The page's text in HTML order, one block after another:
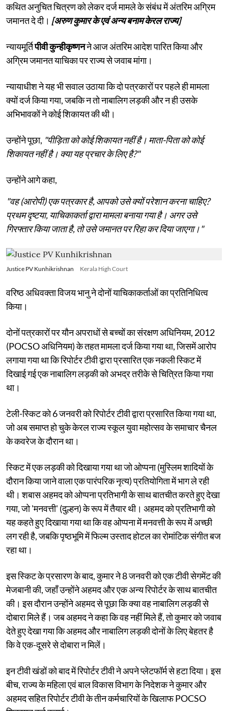
कथित अनुचित चित्रण को लेकर दर्ज मामले के संबंध में अंतरिम अग्रिम
जमानत दे दी। [अरुण कुमार के एवं अन्य बनाम केरल राज्य]
न्यायमूर्तिपीवी कुन्हीकृष्णनने आज अंतरिम आदेश पारित किया और
अग्रिम जमानत याचिका पर राज्य से जवाब मांगा।
न्यायाधीश ने यह भी सवाल उठाया कि दो पत्रकारों पर पहले ही मामला
क्यों दर्ज किया गया, जबकि न तो नाबालिग लड़की और न ही उसके
अभिभावकों ने कोई शिकायत की थी।
उन्होंने पूछा, "पीड़िता को कोई शिकायत नहीं है। माता-पिता को कोई
शिकायत नहीं है। क्या यह प्रचार के लिए है?"
उन्होंने आगे कहा,
"वह (आरोपी) एक पत्रकार है, आपको उसे क्यों परेशान करना चाहिए?
प्रथम दृष्टया, याचिकाकर्ता द्वारा मामला बनाया गया है। अगर उसे
गिरफ्तार किया जाता है, तो उसे जमानत पर रिहा कर दिया जाएगा।"
Justice PV Kunhikrishnan Kerala High Court
वरिष्ठ अधिवक्ता विजय भानु ने दोनों याचिकाकर्ताओं का प्रतिनिधित्व
किया।
दोनों पत्रकारों पर यौन अपराधों से बच्चों का संरक्षण अधिनियम, 2012
(POCSO अधिनियम) के तहत मामला दर्ज किया गया था, जिसमें आरोप
लगाया गया था कि रिपोर्टर टीवी द्वारा प्रसारित एक नकली स्किट में
दिखाई गई एक नाबालिग लड़की को अभद्र तरीके से चित्रित किया गया
था।
टेली-स्किट को 6 जनवरी को रिपोर्टर टीवी द्वारा प्रसारित किया गया था,
जो अब समाप्त हो चुके केरल राज्य स्कूल युवा महोत्सव के समाचार चैनल
के कवरेज के दौरान था।
स्किट में एक लड़की को दिखाया गया था जो ओप्पना (मुस्लिम शादियों के
दौरान किया जाने वाला एक पारंपरिक नृत्य) प्रतियोगिता में भाग ले रही
थी। शबास अहमद को ओप्पना प्रतिभागी के साथ बातचीत करते हुए देखा
गया, जो 'मनवत्ती' (दुल्हन) के रूप में तैयार थी। अहमद को प्रतिभागी को
यह कहते हुए दिखाया गया था कि वह ओप्पना में मनवत्ती के रूप में अच्छी
लग रही है, जबकि पृष्ठभूमि में फिल्म उस्ताद होटल का रोमांटिक संगीत बज
रहा था।
इस स्किट के प्रसारण के बाद, कुमार ने 8 जनवरी को एक टीवी सेगमेंट की
मेजबानी की, जहाँ उन्होंने अहमद और एक अन्य रिपोर्टर के साथ बातचीत
की। इस दौरान उन्होंने अहमद से पूछा कि क्या वह नाबालिग लड़की से
दोबारा मिले हैं। जब अहमद ने कहा कि वह नहीं मिले हैं, तो कुमार को जवाब
देते हुए देखा गया कि अहमद और नाबालिग लड़की दोनों के लिए बेहतर है
कि वे एक-दूसरे से दोबारा न मिलें।
इन टीवी खंडों को बाद में रिपोर्टर टीवी ने अपने प्लेटफॉर्म से हटा दिया। इस
बीच, राज्य के महिला एवं बाल विकास विभाग के निदेशक ने कुमार और
अहमद सहित रिपोर्टर टीवी के तीन कर्मचारियों के खिलाफ POCSO